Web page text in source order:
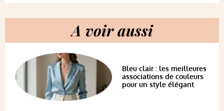
A voir aussi
Bleu clair : les meilleures
associations de couleurs
pour un style élégant